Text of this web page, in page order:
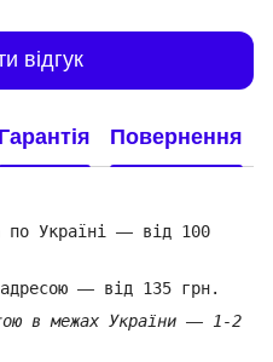
відгук
Гарантія Повернення
по Україні — від 100
— від 135 грн.
в межах України — 1-2